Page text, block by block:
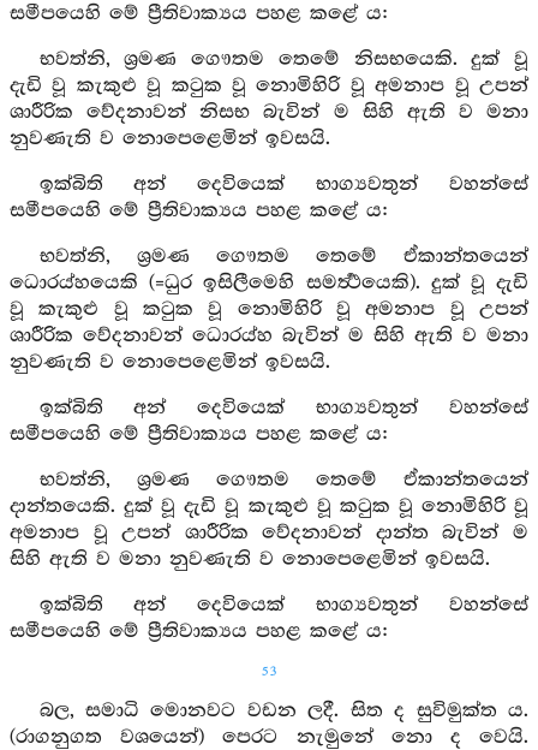
සමීපයෙහි මේ ප්‍රීතිවාක්‍යය පහළ කළේ ය:
භවත්නි, ශ්‍රමණ ගෞතම තෙමේ නිසභයෙකි. දුක් වූ
දැඩි වූ කැකුළු වූ කටුක වූ නොමිහිරි වූ අමනාප වූ උපන්
ශාරීරික වේදනාවන් නිසභ බැවින් ම සිහි ඇති ව මනා
නුවණැති ව නොපෙළෙමින් ඉවසයි.
ඉක්බිති අන් දෙවියෙක් භාග්‍යවතුන් වහන්සේ
සමීපයෙහි මේ ප්‍රීතිවාක්‍යය පහළ කළේ ය:
භවත්නි, ශ්‍රමණ ගෞතම තෙමේ ඒකාන්තයෙන්
ධොරය්හයෙකි (=ධුර ඉසිලීමෙහි සමර්‍ත්‍ථයෙකි). දුක් වූ දැඩි
වූ කැකුළු වූ කටුක වූ නොමිහිරි වූ අමනාප වූ උපන්
ශාරීරික වේදනාවන් ධොරය්හ බැවින් ම සිහි ඇති ව මනා
නුවණැති ව නොපෙළෙමින් ඉවසයි.
ඉක්බිති අන් දෙවියෙක් භාග්‍යවතුන් වහන්සේ
සමීපයෙහි මේ ප්‍රීතිවාක්‍යය පහළ කළේ ය:
භවත්නි, ශ්‍රමණ ගෞතම තෙමේ ඒකාන්තයෙන්
දාන්තයෙකි. දුක් වූ දැඩි වූ කැකුළු වූ කටුක වූ නොමිහිරි වූ
අමනාප වූ උපන් ශාරීරික වේදනාවන් දාන්ත බැවින් ම
සිහි ඇති ව මනා නුවණැති ව නොපෙළෙමින් ඉවසයි.
ඉක්බිති අන් දෙවියෙක් භාග්‍යවතුන් වහන්සේ
සමීපයෙහි මේ ප්‍රීතිවාක්‍යය පහළ කළේ ය:
53
බල, සමාධි මොනවට වඩන ලදී. සිත ද සුවිමුක්ත ය.
(රාගනුගත වශයෙන්) පෙරට නැමුනේ නො ද වෙයි.